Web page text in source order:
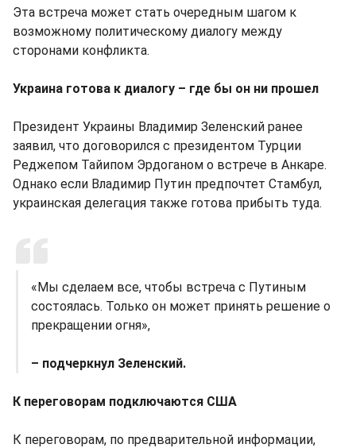
Эта встреча может стать очередным шагом к
возможному политическому диалогу между
сторонами конфликта.
Украина готова к диалогу – где бы он ни прошел
Президент Украины Владимир Зеленский ранее
заявил, что договорился с президентом Турции
Реджепом Тайипом Эрдоганом о встрече в Анкаре.
Однако если Владимир Путин предпочтет Стамбул,
украинская делегация также готова прибыть туда.
«Мы сделаем все, чтобы встреча с Путиным
состоялась. Только он может принять решение о
прекращении огня»,
– подчеркнул Зеленский.
К переговорам подключаются США
К переговорам, по предварительной информации,